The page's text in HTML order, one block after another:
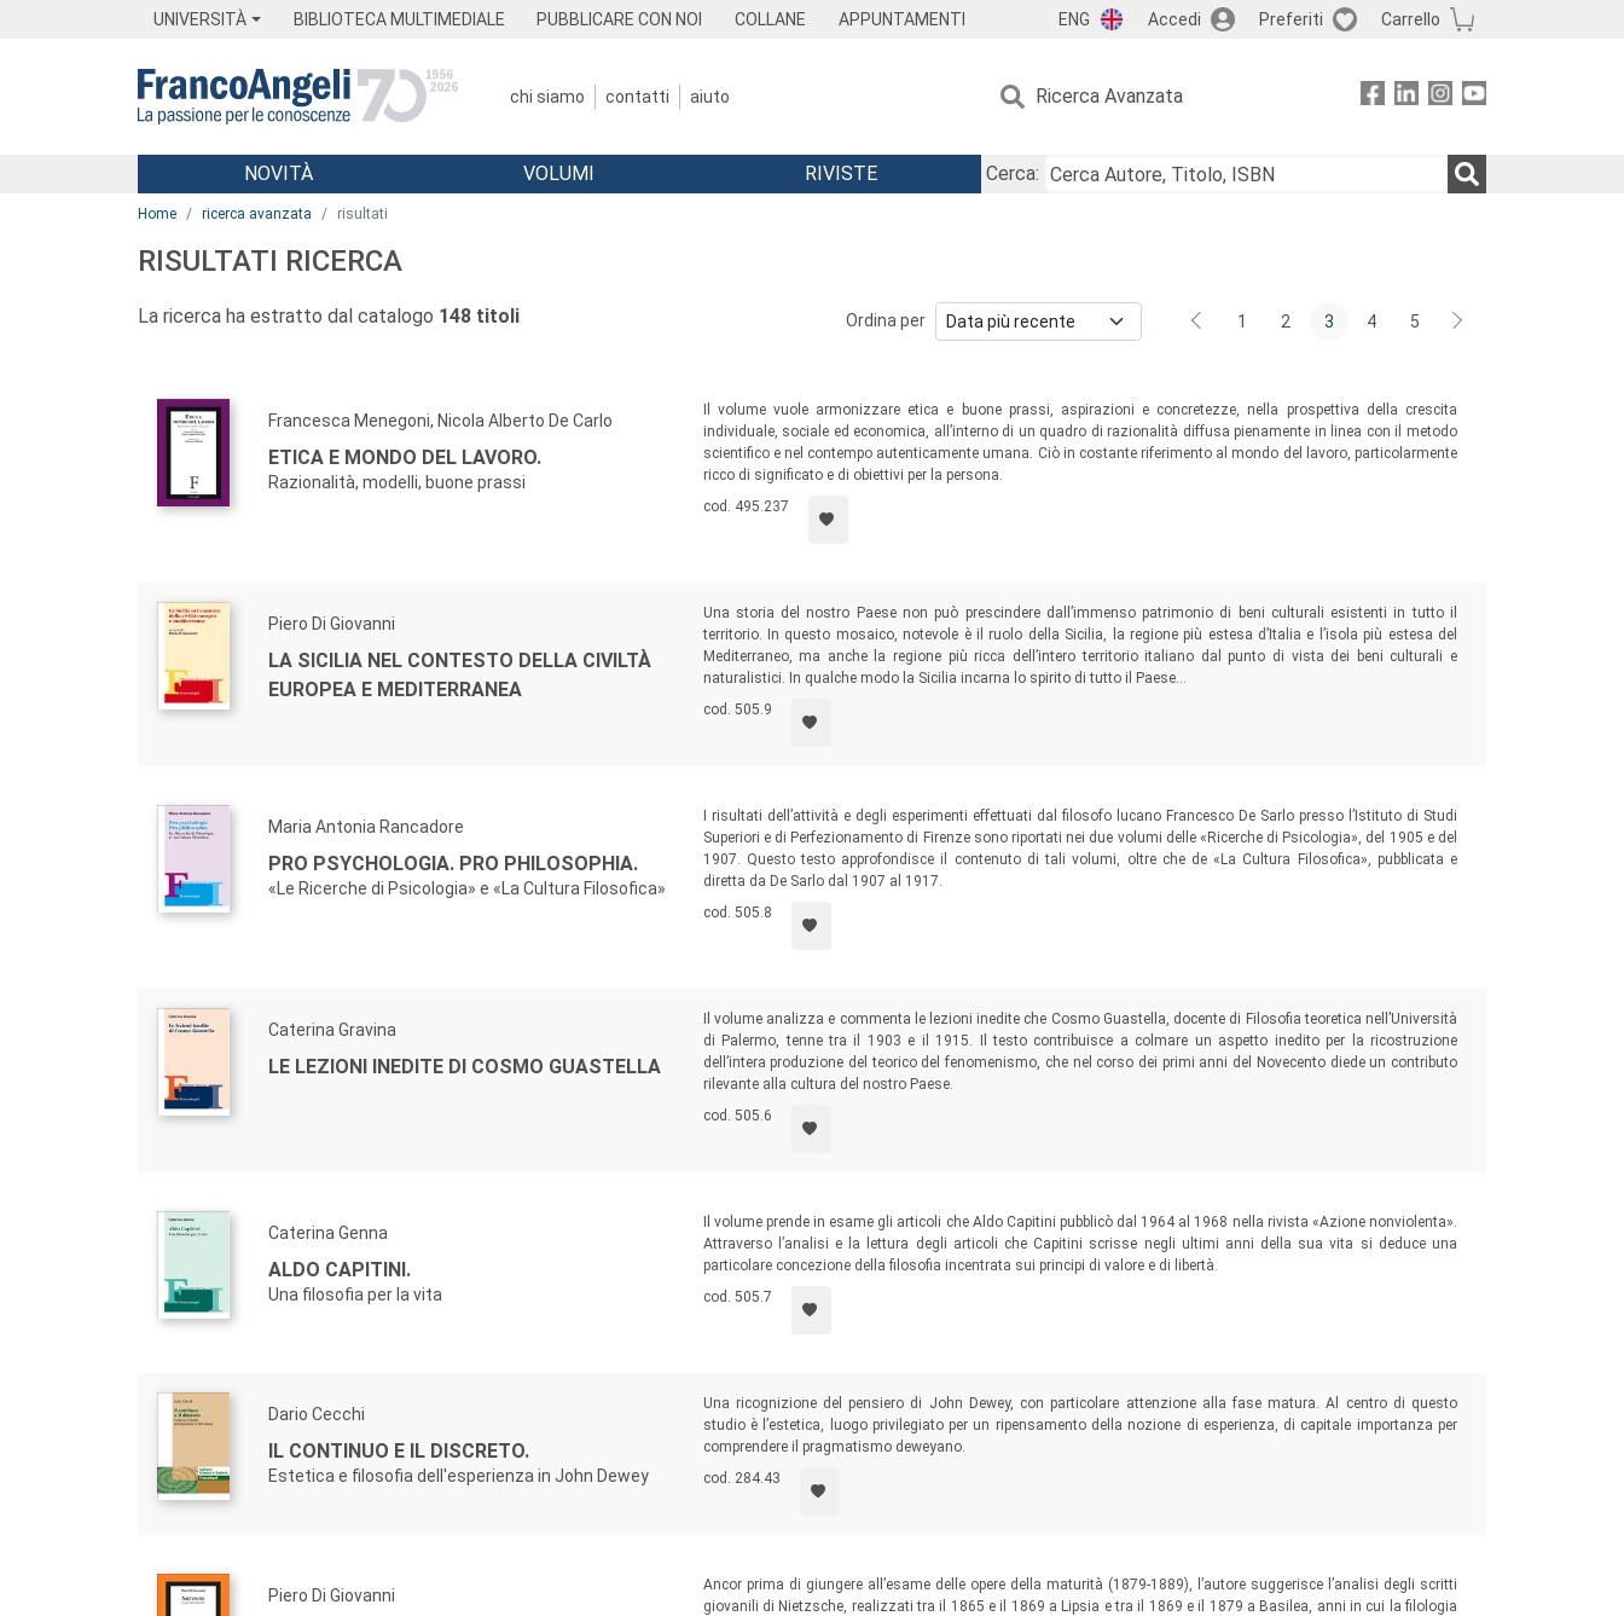
UNIVERSITÀ BIBLIOTECA MULTIMEDIALE PUBBLICARE CON NOI COLLANE APPUNTAMENTI ENG Accedi Preferiti Carrello
chi siamo contatti aiuto Ricerca Avanzata
Menu
NOVITÀ VOLUMI RIVISTE
Cerca:
Home ricerca avanzata risultati
RISULTATI RICERCA
La ricerca ha estratto dal catalogo 148 titoli Ordina per 1 2 3 4 5
Francesca Menegoni, Nicola Alberto De Carlo
ETICA E MONDO DEL LAVORO.
Razionalità, modelli, buone prassi
Il volume vuole armonizzare etica e buone prassi, aspirazioni e concretezze, nella prospettiva della crescita
individuale, sociale ed economica, all’interno di un quadro di razionalità diffusa pienamente in linea con il metodo
scientifico e nel contempo autenticamente umana. Ciò in costante riferimento al mondo del lavoro, particolarmente
ricco di significato e di obiettivi per la persona.
cod. 495.237
Piero Di Giovanni
LA SICILIA NEL CONTESTO DELLA CIVILTÀ
EUROPEA E MEDITERRANEA
Una storia del nostro Paese non può prescindere dall’immenso patrimonio di beni culturali esistenti in tutto il
territorio. In questo mosaico, notevole è il ruolo della Sicilia, la regione più estesa d’Italia e l’isola più estesa del
Mediterraneo, ma anche la regione più ricca dell’intero territorio italiano dal punto di vista dei beni culturali e
naturalistici. In qualche modo la Sicilia incarna lo spirito di tutto il Paese…
cod. 505.9
Maria Antonia Rancadore
PRO PSYCHOLOGIA. PRO PHILOSOPHIA.
«Le Ricerche di Psicologia» e «La Cultura Filosofica»
I risultati dell’attività e degli esperimenti effettuati dal filosofo lucano Francesco De Sarlo presso l’Istituto di Studi
Superiori e di Perfezionamento di Firenze sono riportati nei due volumi delle «Ricerche di Psicologia», del 1905 e del
1907. Questo testo approfondisce il contenuto di tali volumi, oltre che de «La Cultura Filosofica», pubblicata e
diretta da De Sarlo dal 1907 al 1917.
cod. 505.8
Caterina Gravina
LE LEZIONI INEDITE DI COSMO GUASTELLA
Il volume analizza e commenta le lezioni inedite che Cosmo Guastella, docente di Filosofia teoretica nell’Università
di Palermo, tenne tra il 1903 e il 1915. Il testo contribuisce a colmare un aspetto inedito per la ricostruzione
dell’intera produzione del teorico del fenomenismo, che nel corso dei primi anni del Novecento diede un contributo
rilevante alla cultura del nostro Paese.
cod. 505.6
Caterina Genna
ALDO CAPITINI.
Una filosofia per la vita
Il volume prende in esame gli articoli che Aldo Capitini pubblicò dal 1964 al 1968 nella rivista «Azione nonviolenta».
Attraverso l’analisi e la lettura degli articoli che Capitini scrisse negli ultimi anni della sua vita si deduce una
particolare concezione della filosofia incentrata sui principi di valore e di libertà.
cod. 505.7
Dario Cecchi
IL CONTINUO E IL DISCRETO.
Estetica e filosofia dell'esperienza in John Dewey
Una ricognizione del pensiero di John Dewey, con particolare attenzione alla fase matura. Al centro di questo
studio è l’estetica, luogo privilegiato per un ripensamento della nozione di esperienza, di capitale importanza per
comprendere il pragmatismo deweyano.
cod. 284.43
Piero Di Giovanni
Ancor prima di giungere all’esame delle opere della maturità (1879-1889), l’autore suggerisce l’analisi degli scritti
giovanili di Nietzsche, realizzati tra il 1865 e il 1869 a Lipsia e tra il 1869 e il 1879 a Basilea, anni in cui la filologia